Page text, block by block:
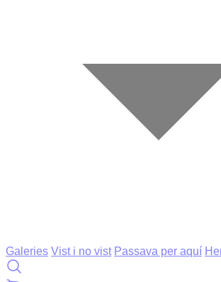
Galeries Vist i no vist Passava per aquí